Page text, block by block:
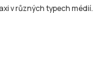
v různých typech médií.